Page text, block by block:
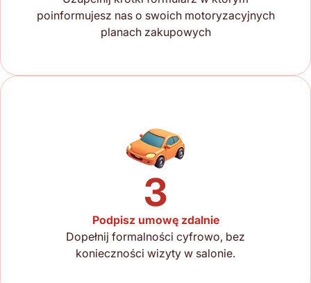
poinformujesz nas o swoich motoryzacyjnych
planach zakupowych
3
Podpisz umowę zdalnie
Dopełnij formalności cyfrowo, bez
konieczności wizyty w salonie.